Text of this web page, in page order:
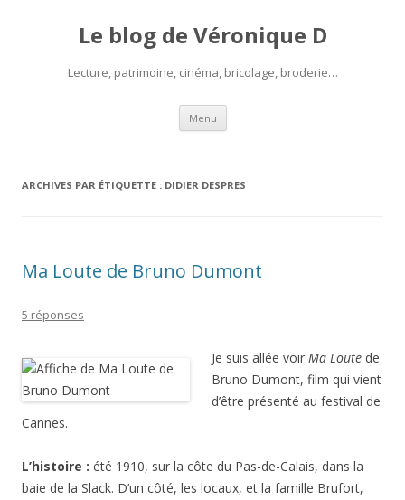
Le blog de Véronique D
Lecture, patrimoine, cinéma, bricolage, broderie…
Menu Aller
contenu
ARCHIVES PAR ÉTIQUETTE : DIDIER DESPRES
Ma Loute de Bruno Dumont
5 réponses
Je suis allée voir Ma Loute de
Bruno Dumont, film qui vient
d’être présenté au festival de
Cannes.
L’histoire : été 1910, sur la côte du Pas-de-Calais, dans la
baie de la Slack. D’un côté, les locaux, et la famille Brufort,